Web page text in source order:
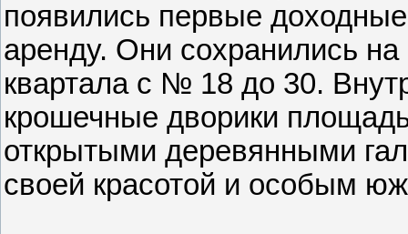
появились первые
аренду. Они сохранились
квартала с № 18 до 30.
крошечные дворики
открытыми деревянными
своей красотой и особым